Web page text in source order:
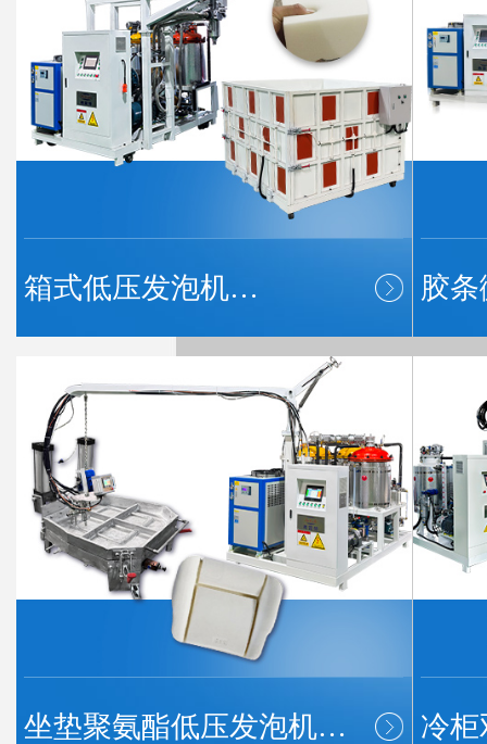
箱式低压发泡机… 胶
坐垫聚氨酯低压发泡机… 冷